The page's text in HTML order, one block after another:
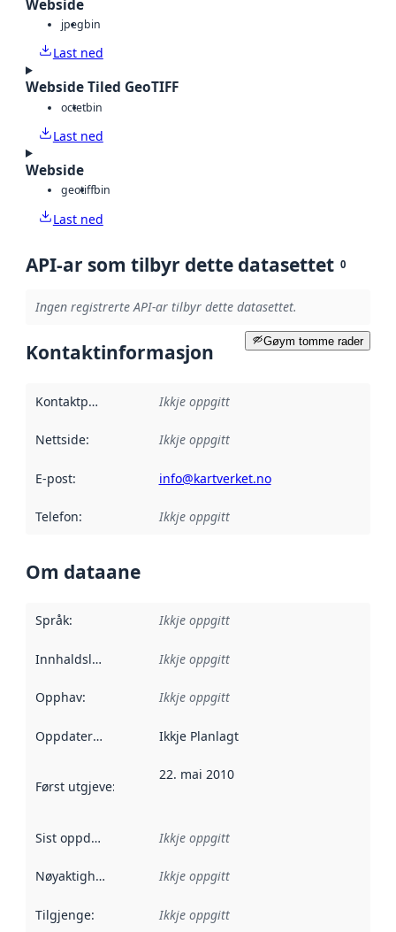
Webside
jpegbin
Last ned
Webside Tiled GeoTIFF
octetbin
Last ned
Webside
geotiffbin
Last ned
API-ar som tilbyr dette datasettet 0
Ingen registrerte API-ar tilbyr dette datasettet.
Gøym tomme rader
Kontaktinformasjon
Kontaktpunkt Ikkje oppgitt
Nettside: Ikkje oppgitt
E-post: info@kartverket.no
Telefon: Ikkje oppgitt
Om dataane
Språk: Ikkje oppgitt
Innhaldsleverandørar :
Ikkje oppgitt
Opphav: Ikkje oppgitt
Oppdateringsfrekvens :
Ikkje Planlagt
Først utgjeve:
22. mai 2010
Sist oppdatert Ikkje oppgitt
Nøyaktigheit Ikkje oppgitt
Tilgjenge: Ikkje oppgitt